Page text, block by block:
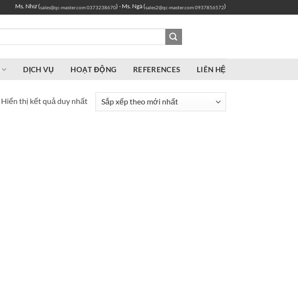
Ms. Như (sales@qc-master.com0373238670) - Ms. Ngà (sales2@qc-master.com0937856572)
DỊCH VỤ HOẠT ĐỘNG REFERENCES LIÊN HỆ
Hiển thị kết quả duy nhất